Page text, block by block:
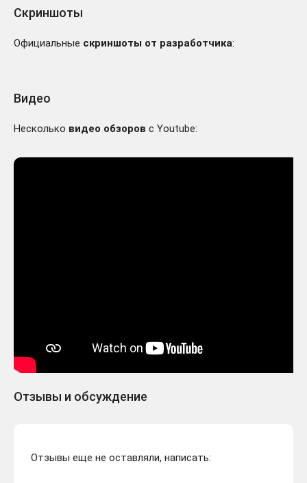
Скриншоты
Официальные скриншоты от разработчика:
Видео
Несколько видео обзоров с Youtube:
Отзывы и обсуждение
Отзывы еще не оставляли, написать: